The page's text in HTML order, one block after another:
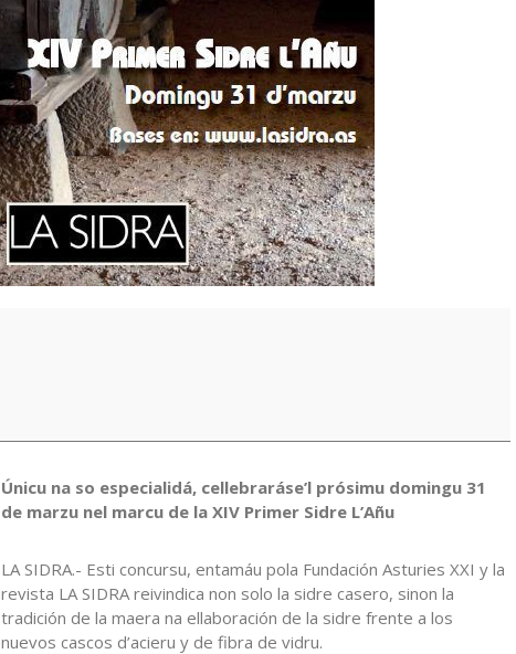
Únicu na so especialidá, cellebraráse’l prósimu domingu 31
de marzu nel marcu de la XIV Primer Sidre L’Añu
LA SIDRA.- Esti concursu, entamáu pola Fundación Asturies XXI y la
revista LA SIDRA reivindica non solo la sidre casero, sinon la
tradición de la maera na ellaboración de la sidre frente a los
nuevos cascos d’acieru y de fibra de vidru.